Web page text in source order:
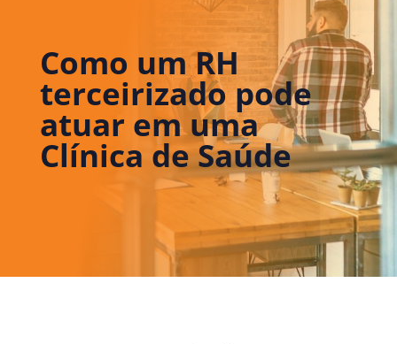
Como um RH
terceirizado pode
atuar em uma
Clínica de Saúde